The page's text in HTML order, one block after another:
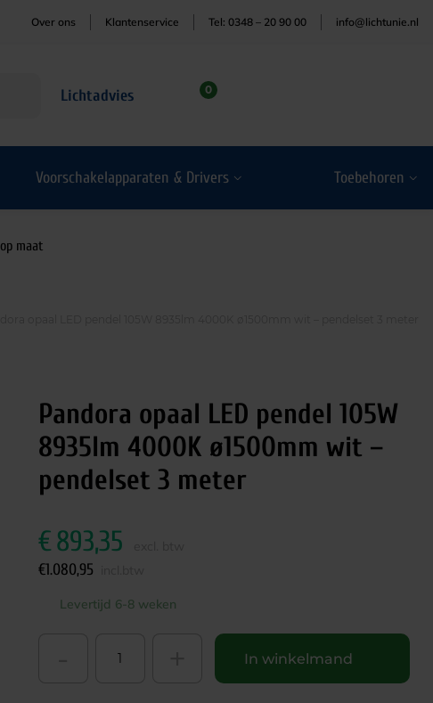
Over ons Klantenservice Tel: 0348 – 20 90 00 info@lichtunie.nl
Lichtadvies 0
Voorschakelapparaten & Drivers Toebehoren
op maat
Pandora opaal LED pendel 105W
8935lm 4000K ø1500mm wit –
pendelset 3 meter
€893,35
€1.080,95
Levertijd 6-8 weken
In winkelmand